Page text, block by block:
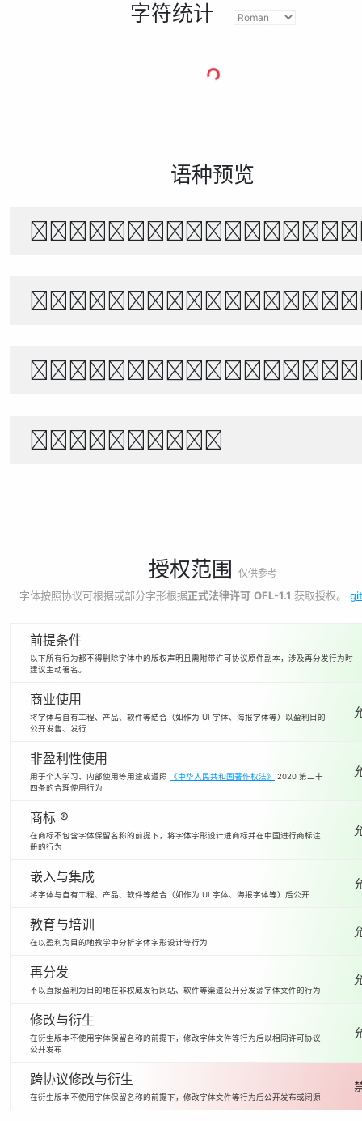
字符统计
语种预览
The quick brown
Белый снег тихо
Θέλει αρετή και
1234567890
授权范围 仅供参考
字体按照协议可根据或部分字形根据正式法律许可 OFL-1.1 获取授权。
前提条件
以下所有行为都不得删除字体中的版权声明且需附带许可协议原件副本，涉及再分发行为时
建议主动署名。
商业使用
将字体与自有工程、产品、软件等结合（如作为 UI 字体、海报字体等）以盈利目的
公开发售、发行
非盈利性使用
用于个人学习、内部使用等用途或遵照 《中华人民共和国著作权法》
2020 第二十
四条的合理使用行为
商标 ®
在商标不包含字体保留名称的前提下，将字体字形设计进商标并在中国进行商标注
册的行为
嵌入与集成
将字体与自有工程、产品、软件等结合（如作为 UI 字体、海报字体等）后公开
教育与培训
在以盈利为目的地教学中分析字体字形设计等行为
再分发
不以直接盈利为目的地在非权威发行网站、软件等渠道公开分发源字体文件的行为
修改与衍生
在衍生版本不使用字体保留名称的前提下，修改字体文件等行为后以相同许可协议
公开发布
跨协议修改与衍生
在衍生版本不使用字体保留名称的前提下，修改字体文件等行为后公开发布或闭源